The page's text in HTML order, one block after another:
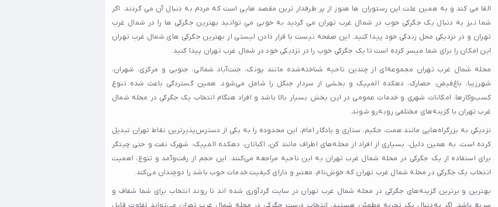
القا می کند و به همین علت این رستوران ها هنوز از پر طرفدار ترین مقصد هایی است که مردم به دنبال آن می گردند. اگر
شما نیز به دنبال یک جگرکی خوب در شمال غرب تهران می گردید به خوبی می توانید بهترین جگرکی ها را در شمال غرب
تهران و در نزدیکی محل زندگی خود پیدا کنید. این صفحه نیست با قرار دادن لیستی از بهترین جگرکی های شمال غرب تهران
این امکان را برای شما میسر کرده است تا یک جگرکی خوب را در نزدیکی خود در شمال غرب تهران پیدا کنید.
محله شمال غرب تهران مجموعه‌ای از چندین ناحیه شناخته‌شده مانند پونک، جنت‌آباد شمالی، جنوبی و مرکزی، شهران،
شهرزیبا، باغ‌فیض، حصارک، دهکده المپیک و بخشی از سردار جنگل را شامل می‌شود. همین گستردگی باعث شده تنوع
کسب‌وکارها، امکانات شهری و خدمات عمومی در این بخش بسیار بالا باشد و افراد هنگام انتخاب یک جگرکی در محله شمال
غرب تهران با گزینه‌های مختلفی روبه‌رو شوند.
نزدیکی به بزرگراه‌هایی مانند همت، حکیم، ستاری و یادگار امام، این محدوده را به یکی از دسترس‌پذیرترین نقاط تهران تبدیل
کرده است. به همین دلیل، بسیاری از افراد از محله‌های اطراف مانند کن، اکباتان، دهکده المپیک، شهرک نفت و حتی چیتگر
برای استفاده از یک جگرکی در محله شمال غرب تهران به این ناحیه مراجعه می‌کنند. این حجم از رفت‌وآمد و تنوع، اهمیت
انتخاب یک جگرکی در محله شمال غرب تهران که خوش‌نام، معتبر و دارای کیفیت خدمات خوب باشد را دوچندان می‌کند.
بهترین و برترین گزینه‌های جگرکی در محله شمال غرب تهران در سایت گردآوری شده‌ اند تا روند انتخاب برای شما شفاف و